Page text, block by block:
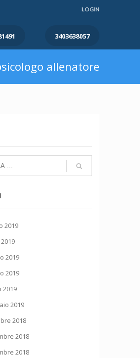
LOGIN
3403638057
allenatore
2019
2019
2019
2019
2019
2018
2018
2018